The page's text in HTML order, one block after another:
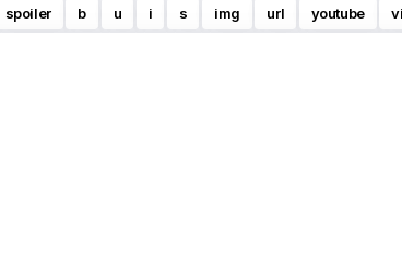
spoiler b u i s img url youtube